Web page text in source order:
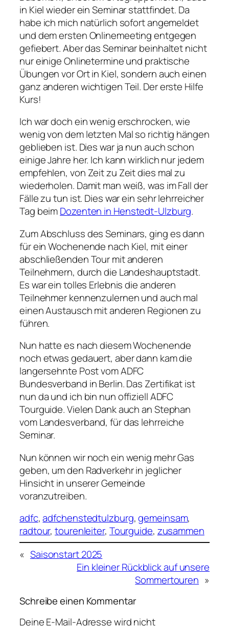
in Kiel wieder ein Seminar stattfindet. Da
habe ich mich natürlich sofort angemeldet
und dem ersten Onlinemeeting entgegen
gefiebert. Aber das Seminar beinhaltet nicht
nur einige Onlinetermine und praktische
Übungen vor Ort in Kiel, sondern auch einen
ganz anderen wichtigen Teil. Der erste Hilfe
Kurs!
Ich war doch ein wenig erschrocken, wie
wenig von dem letzten Mal so richtig hängen
geblieben ist. Dies war ja nun auch schon
einige Jahre her. Ich kann wirklich nur jedem
empfehlen, von Zeit zu Zeit dies mal zu
wiederholen. Damit man weiß, was im Fall der
Fälle zu tun ist. Dies war ein sehr lehrreicher
Tag beimDozenten in Henstedt-Ulzburg.
Zum Abschluss des Seminars, ging es dann
für ein Wochenende nach Kiel, mit einer
abschließenden Tour mit anderen
Teilnehmern, durch die Landeshauptstadt.
Es war ein tolles Erlebnis die anderen
Teilnehmer kennenzulernen und auch mal
einen Austausch mit anderen Regionen zu
führen.
Nun hatte es nach diesem Wochenende
noch etwas gedauert, aber dann kam die
langersehnte Post vom ADFC
Bundesverband in Berlin. Das Zertifikat ist
nun da und ich bin nun offiziell ADFC
Tourguide. Vielen Dank auch an Stephan
vom Landesverband, für das lehrreiche
Seminar.
Nun können wir noch ein wenig mehr Gas
geben, um den Radverkehr in jeglicher
Hinsicht in unserer Gemeinde
voranzutreiben.
adfc, adfchenstedtulzburg, gemeinsam
radtour, tourenleiter, Tourguide, zusammen
« Saisonstart 2025
Ein kleiner Rückblick auf unsere
Sommertouren »
Schreibe einen Kommentar
Deine E-Mail-Adresse wird nicht